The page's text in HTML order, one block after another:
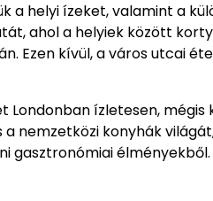
a helyi ízeket, valamint a
ahol a helyiek között
Ezen kívül, a város utcai
ízletesen,
nemzetközi konyhák
gasztronómiai élményekből.